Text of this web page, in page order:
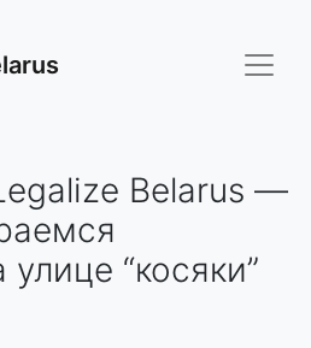
Belarus —
“косяки”